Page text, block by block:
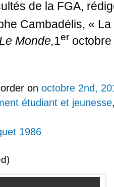
de la FGA,
Cambadélis, «
Le Monde,1er
on octobre 2nd,
étudiant et jeunesse
1986